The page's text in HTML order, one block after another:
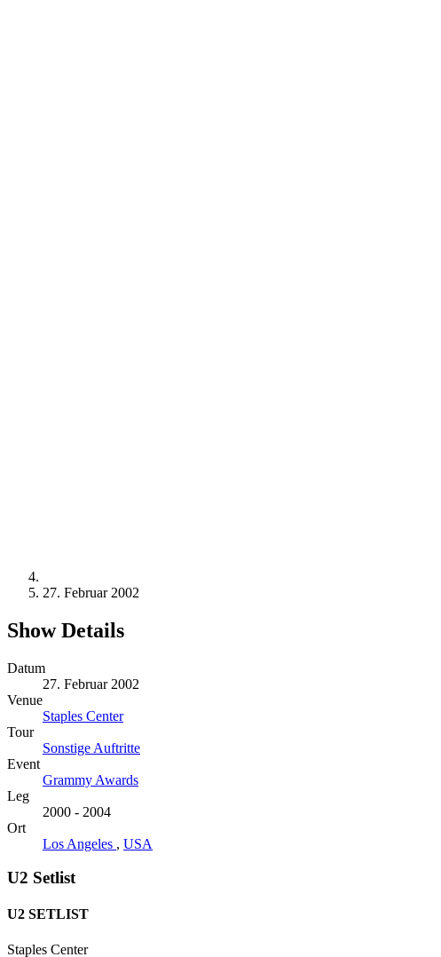
27. Februar 2002
Show Details
Datum
27. Februar 2002
Venue
Staples Center
Tour
Sonstige Auftritte
Event
Grammy Awards
Leg
2000 - 2004
Ort
Los Angeles , USA
U2 Setlist
U2 SETLIST
Staples Center